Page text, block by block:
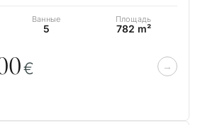
Ванные
5
Площадь
782 m²
0€